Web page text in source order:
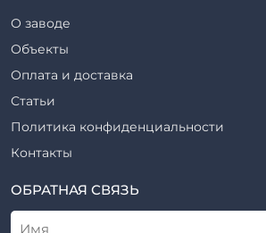
Фермы железобетонные
Фундаментные блоки
Фундаменты железобетонные
Шахты лифтов железобетонные
Шпалы железобетонные
Элементы благоустройства
Трубы асбоцементные
Приставки железобетонные
Серия
ТП
ТПР
Шифр
Рабочие чертежи
ВСН
ТУ
Альбом
О заводе
Объекты
Оплата и доставка
Статьи
Политика конфиденциальности
Контакты
ОБРАТНАЯ СВЯЗЬ